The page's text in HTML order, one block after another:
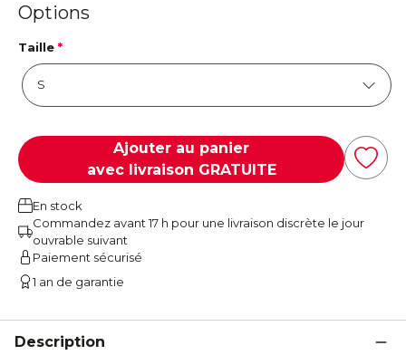
Options
Taille *
Ajouter au panier
avec livraison GRATUITE
En stock
Commandez avant 17 h pour une livraison discrète le jour
ouvrable suivant
Paiement sécurisé
1 an de garantie
Description